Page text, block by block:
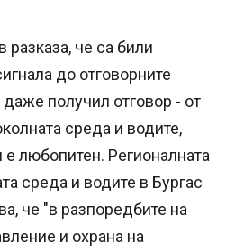
че са били
до отговорните
получил отговор - от
среда и водите,
любопитен. Регионалната
среда и водите в Бургас
че "в разпоредбите на
и охрана на